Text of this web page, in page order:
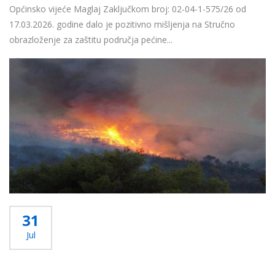
Općinsko vijeće Maglaj Zaključkom broj: 02-04-1-575/26 od
17.03.2026. godine dalo je pozitivno mišljenja na Stručno
obrazloženje za zaštitu područja pećine...
Više...
31
Jul